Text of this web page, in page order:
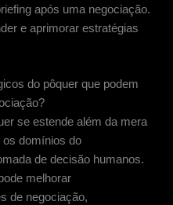
após uma negociação.
e aprimorar estratégias
do pôquer que podem
se estende além da mera
os domínios do
de decisão humanos.
melhorar
de negociação,